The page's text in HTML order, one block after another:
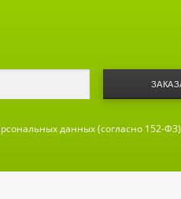
данных (согласно 152-ФЗ)